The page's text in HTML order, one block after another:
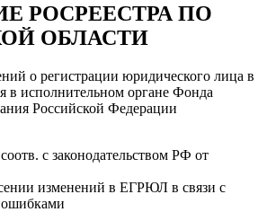
РОСРЕЕСТРА ПО
ОБЛАСТИ
о регистрации юридического лица в
в исполнительном органе Фонда
Российской Федерации
с законодательством РФ от
изменений в ЕГРЮЛ в связи с